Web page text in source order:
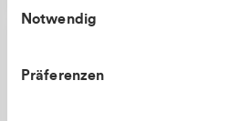
gesammelt haben.
Notwendig
Präferenzen